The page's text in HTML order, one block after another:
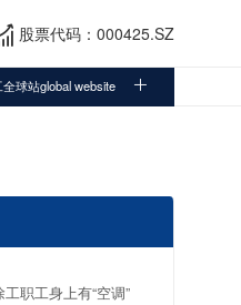
股票代码：000425.SZ
全球站global website 
徐工职工身上有“空调”